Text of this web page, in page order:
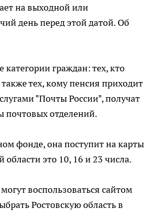
на выходной или
день перед этой датой. Об
граждан: тех, кто
тех, кому пенсия приходит
"Почты России", получат
почтовых отделений.
фонде, она поступит на карты
это 10, 16 и 23 числа.
воспользоваться сайтом
Ростовскую область в